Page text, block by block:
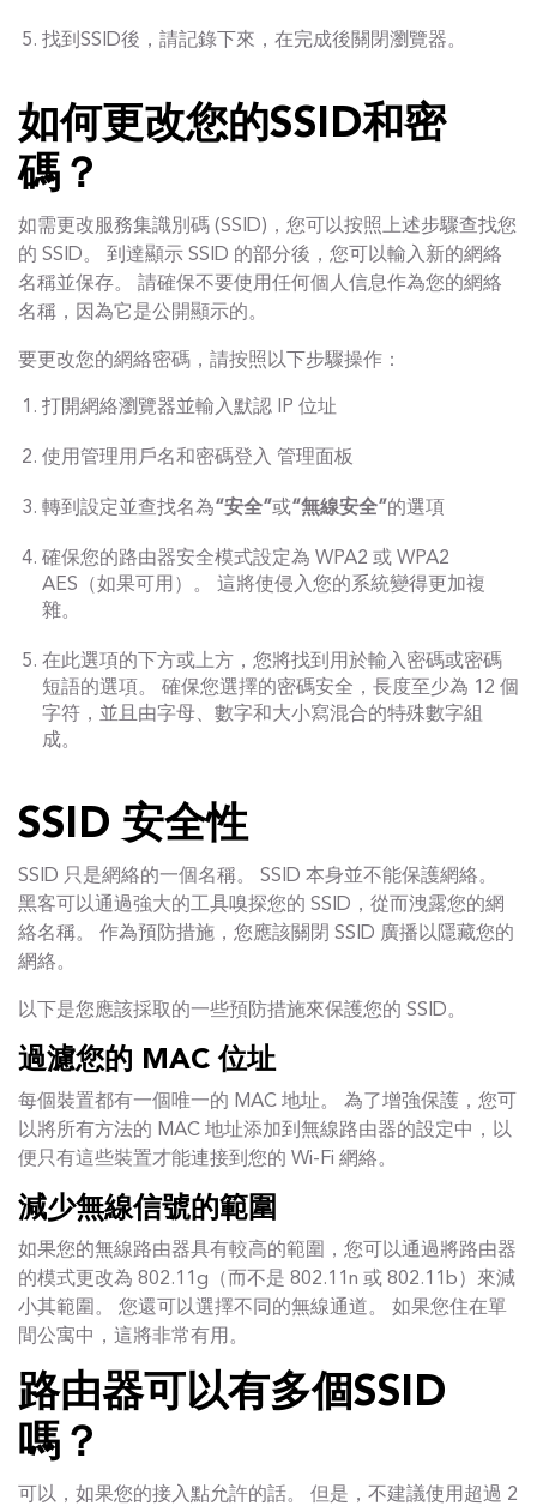
找到SSID後，請記錄下來，在完成後關閉瀏覽器。
如何更改您的SSID和密
碼？
如需更改服務集識別碼 (SSID)，您可以按照上述步驟查找您
的 SSID。 到達顯示 SSID 的部分後，您可以輸入新的網絡
名稱並保存。 請確保不要使用任何個人信息作為您的網絡
名稱，因為它是公開顯示的。
要更改您的網絡密碼，請按照以下步驟操作：
打開網絡瀏覽器並輸入默認 IP 位址
使用管理用戶名和密碼登入 管理面板
轉到設定並查找名為“安全”或“無線安全”的選項
確保您的路由器安全模式設定為 WPA2 或 WPA2
AES（如果可用）。 這將使侵入您的系統變得更加複
雜。
在此選項的下方或上方，您將找到用於輸入密碼或密碼
短語的選項。 確保您選擇的密碼安全，長度至少為 12 個
字符，並且由字母、數字和大小寫混合的特殊數字組
成。
SSID 安全性
SSID 只是網絡的一個名稱。 SSID 本身並不能保護網絡。
黑客可以通過強大的工具嗅探您的 SSID，從而洩露您的網
絡名稱。 作為預防措施，您應該關閉 SSID 廣播以隱藏您的
網絡。
以下是您應該採取的一些預防措施來保護您的 SSID。
過濾您的 MAC 位址
每個裝置都有一個唯一的 MAC 地址。 為了增強保護，您可
以將所有方法的 MAC 地址添加到無線路由器的設定中，以
便只有這些裝置才能連接到您的 Wi-Fi 網絡。
減少無線信號的範圍
如果您的無線路由器具有較高的範圍，您可以通過將路由器
的模式更改為 802.11g（而不是 802.11n 或 802.11b）來減
小其範圍。 您還可以選擇不同的無線通道。 如果您住在單
間公寓中，這將非常有用。
路由器可以有多個SSID
嗎？
可以，如果您的接入點允許的話。 但是，不建議使用超過 2